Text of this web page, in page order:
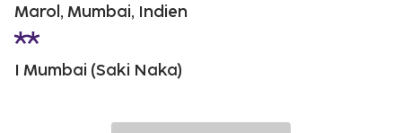
Marol, Mumbai, Indien
I Mumbai (Saki Naka)